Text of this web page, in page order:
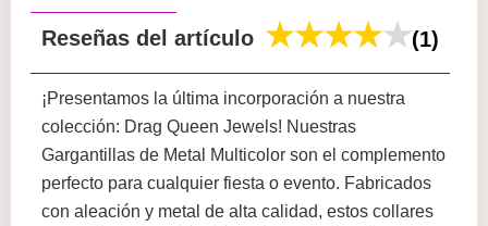
Reseñas del artículo (1)
¡Presentamos la última incorporación a nuestra
colección: Drag Queen Jewels! Nuestras
Gargantillas de Metal Multicolor son el complemento
perfecto para cualquier fiesta o evento. Fabricados
con aleación y metal de alta calidad, estos collares